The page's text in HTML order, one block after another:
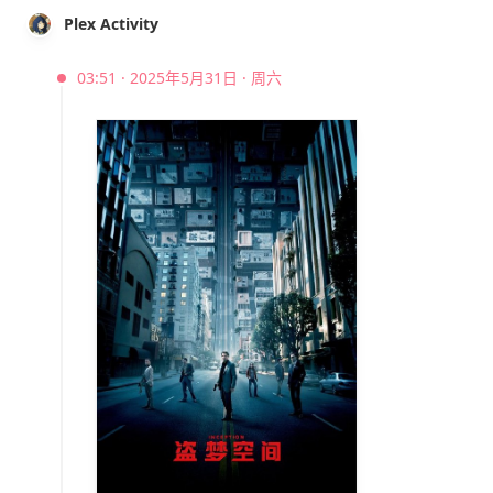
Plex Activity
03:51 · 2025年5月31日 · 周六